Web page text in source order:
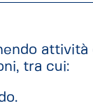
attività
tra cui: